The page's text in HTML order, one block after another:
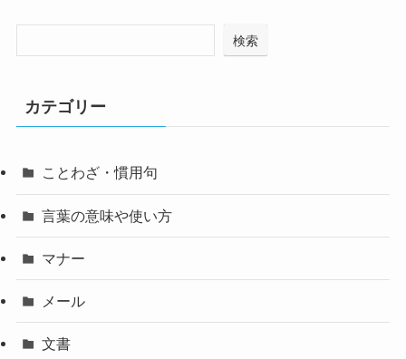
検索
カテゴリー
ことわざ・慣用句
言葉の意味や使い方
マナー
メール
文書